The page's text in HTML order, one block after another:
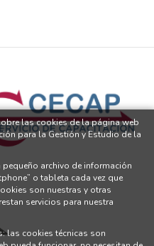
las cookies de la página web
para la Gestión y Estudio de la
archivo de información
o tableta cada vez que
son nuestras y otras
servicios para nuestra
las cookies técnicas son